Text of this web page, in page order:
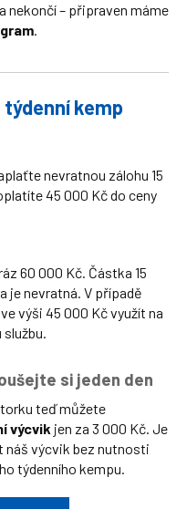
nekončí – připraven máme
.
kemp
nevratnou zálohu 15
45 000 Kč do ceny
60 000 Kč. Částka 15
je nevratná. V případě
výši 45 000 Kč využít na
si jeden den
teď můžete
výcvik jen za 3 000 Kč. Je
náš výcvik bez nutnosti
týdenního kempu.